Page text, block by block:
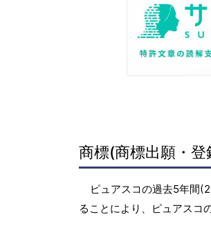
商標(商標出願・
ピュアスコの過去5年間
ることにより、ピュアスコ